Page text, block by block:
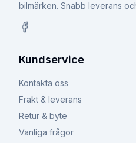
bilmärken. Snabb leverans
Kundservice
Kontakta oss
Frakt & leverans
Retur & byte
Vanliga frågor